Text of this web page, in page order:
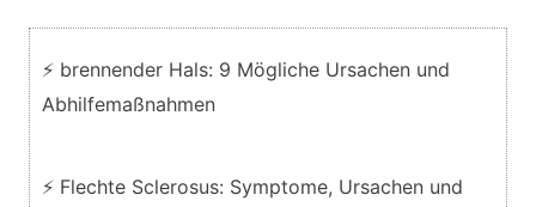
⚡ brennender Hals: 9 Mögliche Ursachen und
Abhilfemaßnahmen
⚡ Flechte Sclerosus: Symptome, Ursachen und